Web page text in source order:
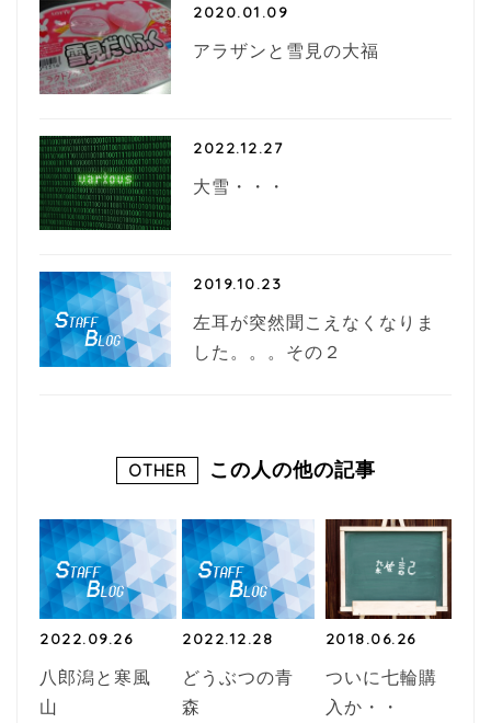
2020.01.09
アラザンと雪見の大福
2022.12.27
大雪・・・
2019.10.23
左耳が突然聞こえなくなりま
した。。。その２
OTHER この人の他の記事
2022.09.26
八郎潟と寒風
山
2022.12.28
どうぶつの青
森
2018.06.26
ついに七輪購
入か・・